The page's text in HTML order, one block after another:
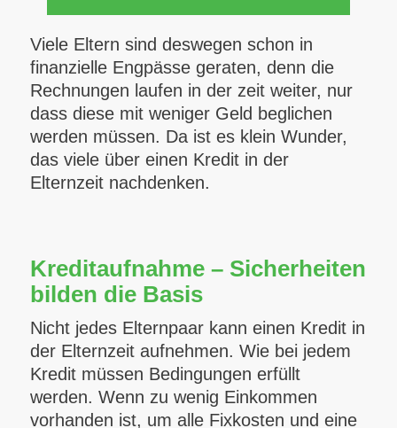
Viele Eltern sind deswegen schon in
finanzielle Engpässe geraten, denn die
Rechnungen laufen in der zeit weiter, nur
dass diese mit weniger Geld beglichen
werden müssen. Da ist es klein Wunder,
das viele über einen Kredit in der
Elternzeit nachdenken.
Kreditaufnahme – Sicherheiten
bilden die Basis
Nicht jedes Elternpaar kann einen Kredit in
der Elternzeit aufnehmen. Wie bei jedem
Kredit müssen Bedingungen erfüllt
werden. Wenn zu wenig Einkommen
vorhanden ist, um alle Fixkosten und eine